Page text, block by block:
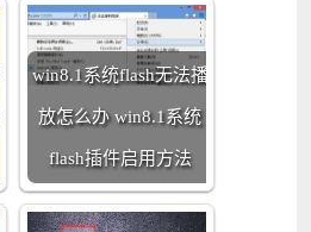
win8.1系统flash无法播
放怎么办 win8.1系统
flash插件启用方法